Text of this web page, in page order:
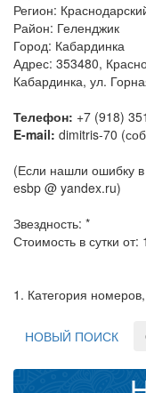
Регион:
Район: Геленджик
Город: Кабардинка
Адрес: 353480,
Кабардинка, ул.
Телефон: +7 (918)
E-mail: dimitris-70
(Если нашли ошибку
esbp @ yandex.ru)
Звездность: *
Стоимость в сутки от:
1. Категория
НОВЫЙ ПОИСК